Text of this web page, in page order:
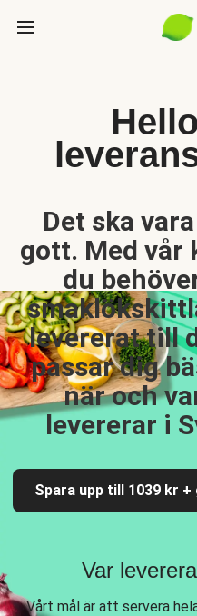
Det ska
gott. Med vår
du
levererat till
passar dig
när och
levererar i
Spara upp till 1039 kr
Var
Vårt mål är att servera